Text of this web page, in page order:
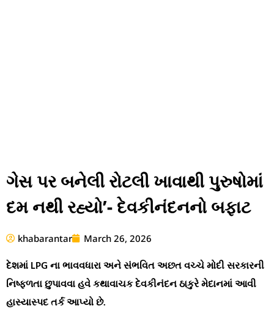
ગેસ પર બનેલી રોટલી ખાવાથી પુરુષોમાં
દમ નથી રહ્યો’- દેવકીનંદનનો બફાટ
khabarantar March 26, 2026
દેશમાં LPG ના ભાવવધારા અને સંભવિત અછત વચ્ચે મોદી સરકારની
નિષ્ફળતા છુપાવવા હવે કથાવાચક દેવકીનંદન ઠાકુરે મેદાનમાં આવી
હાસ્યાસ્પદ તર્ક આપ્યો છે.